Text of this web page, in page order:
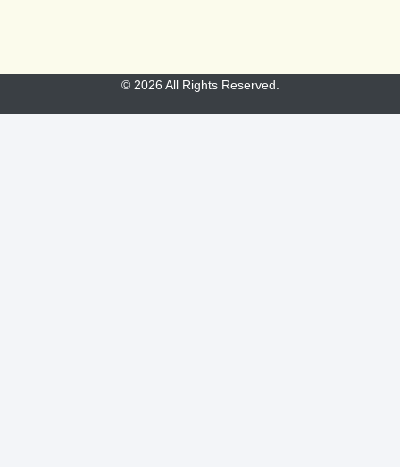
© 2026 All Rights Reserved.